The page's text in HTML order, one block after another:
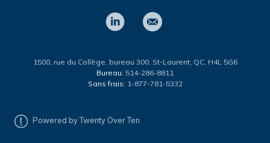
1500, rue du Collège, bureau 300, St-Laurent, QC, H4L 5G6
Bureau: 514-286-8811
Sans frais: 1-877-781-5332
Powered by Twenty Over Ten